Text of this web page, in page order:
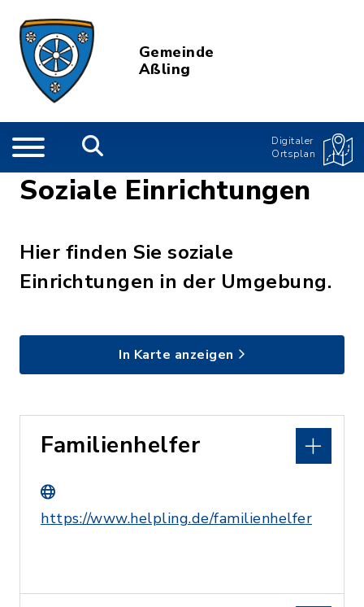
Gemeinde
Aßling
Digitaler
Ortsplan
Soziale Einrichtungen
Hier finden Sie soziale
Einrichtungen in der Umgebung.
In Karte anzeigen
Familienhelfer
https://www.helpling.de/familienhelfer